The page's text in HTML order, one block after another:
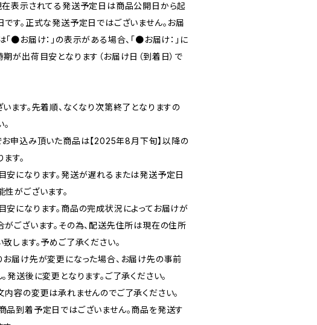
在表示されてる発送予定日は商品公開日から起
す。正式な発送予定日ではございません。お届
●お届け：」の表示がある場合、「●お届け：」に
が出荷目安となります（お届け日（到着日）で
ます。先着順、なくなり次第終了となりますの
申込み頂いた商品は【2025年8月下旬】以降の
す。
になります。発送が遅れるまたは発送予定日
がございます。
になります。商品の完成状況によってお届けが
ございます。その為、配送先住所は現在の住所
します。予めご了承ください。
届け先が変更になった場合、お届け先の事前
発送後に変更となります。ご了承ください。
容の変更は承れませんのでご了承ください。
到着予定日ではございません。商品を発送す